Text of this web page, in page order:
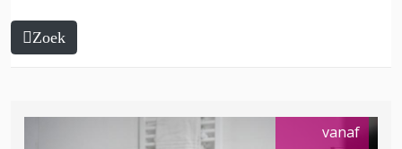
Zoek
vanaf